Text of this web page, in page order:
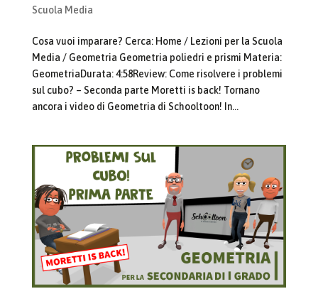
Scuola Media
Cosa vuoi imparare? Cerca: Home / Lezioni per la Scuola
Media / Geometria Geometria poliedri e prismi Materia:
GeometriaDurata: 4:58Review: Come risolvere i problemi
sul cubo? – Seconda parte Moretti is back! Tornano
ancora i video di Geometria di Schooltoon! In...